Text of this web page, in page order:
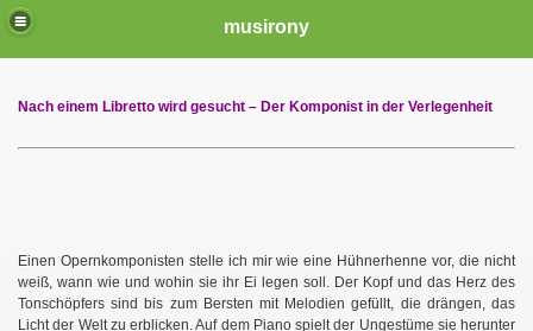
musirony
Nach einem Libretto wird gesucht – Der Komponist in der Verlegenheit
Einen Opernkomponisten stelle ich mir wie eine Hühnerhenne vor, die nicht
weiß, wann wie und wohin sie ihr Ei legen soll. Der Kopf und das Herz des
Tonschöpfers sind bis zum Bersten mit Melodien gefüllt, die drängen, das
Licht der Welt zu erblicken. Auf dem Piano spielt der Ungestüme sie herunter